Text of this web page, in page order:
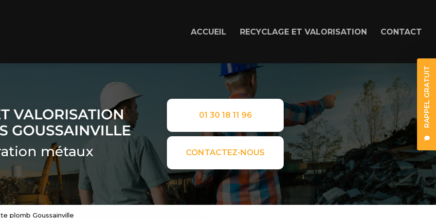
RAPPEL GRATUIT
ACCUEIL RECYCLAGE ET VALORISATION CONTACT
métaux
01 30 18 11 96
CONTACTEZ-NOUS
plomb Goussainville